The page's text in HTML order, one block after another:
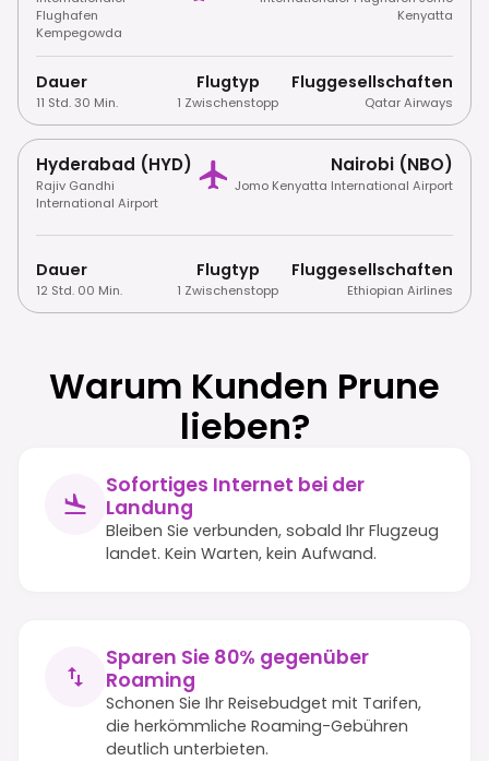
Flughafen
Kempegowda
Kenyatta
Dauer
11 Std. 30 Min.
Flugtyp
1 Zwischenstopp
Fluggesellschaften
Qatar Airways
Hyderabad (HYD)
Rajiv Gandhi
International Airport
Nairobi (NBO)
Jomo Kenyatta International Airport
Dauer
12 Std. 00 Min.
Flugtyp
1 Zwischenstopp
Fluggesellschaften
Ethiopian Airlines
Warum Kunden Prune
lieben?
Sofortiges Internet bei der
Landung
Bleiben Sie verbunden, sobald Ihr Flugzeug
landet. Kein Warten, kein Aufwand.
Sparen Sie 80% gegenüber
Roaming
Schonen Sie Ihr Reisebudget mit Tarifen,
die herkömmliche Roaming-Gebühren
deutlich unterbieten.